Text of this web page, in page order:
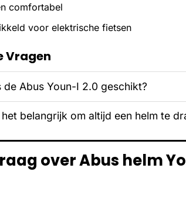
comfortabel
voor elektrische fietsen
Vragen
de Abus Youn-I 2.0 geschikt?
belangrijk om altijd een helm te
over Abus helm